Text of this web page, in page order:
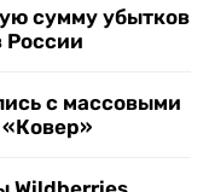
сумму убытков
России
с массовыми